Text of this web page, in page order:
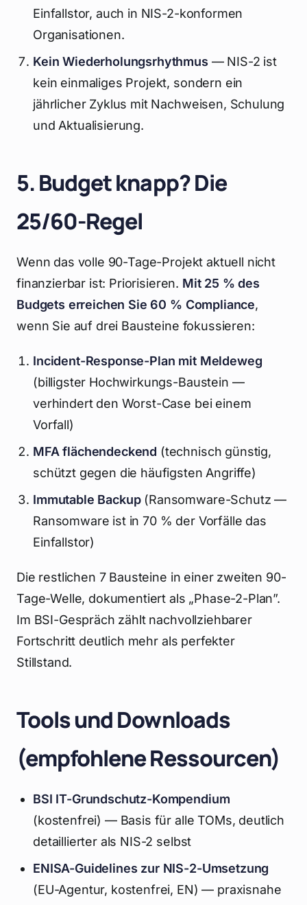
Einfallstor, auch in NIS-2-konformen
Organisationen.
Kein Wiederholungsrhythmus — NIS-2 ist
kein einmaliges Projekt, sondern ein
jährlicher Zyklus mit Nachweisen, Schulung
und Aktualisierung.
5. Budget knapp? Die
25/60-Regel
Wenn das volle 90-Tage-Projekt aktuell nicht
finanzierbar ist: Priorisieren. Mit 25 % des
Budgets erreichen Sie 60 % Compliance,
wenn Sie auf drei Bausteine fokussieren:
Incident-Response-Plan mit Meldeweg
(billigster Hochwirkungs-Baustein —
verhindert den Worst-Case bei einem
Vorfall)
MFA flächendeckend (technisch günstig,
schützt gegen die häufigsten Angriffe)
Immutable Backup(Ransomware-Schutz —
Ransomware ist in 70 % der Vorfälle das
Einfallstor)
Die restlichen 7 Bausteine in einer zweiten 90-
Tage-Welle, dokumentiert als „Phase-2-Plan”.
Im BSI-Gespräch zählt nachvollziehbarer
Fortschritt deutlich mehr als perfekter
Stillstand.
Tools und Downloads
(empfohlene Ressourcen)
BSI IT-Grundschutz-Kompendium
(kostenfrei) — Basis für alle TOMs, deutlich
detaillierter als NIS-2 selbst
ENISA-Guidelines zur NIS-2-Umsetzung
(EU-Agentur, kostenfrei, EN) — praxisnahe